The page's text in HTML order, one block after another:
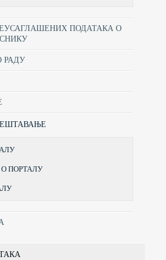
ПОДАТАКА О
РАДУ
ПОРТАЛУ